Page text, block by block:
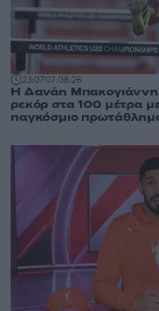
23:0707.08.26
Η Δανάη Μπακογιάννη
ρεκόρ στα 100 μέτρα
παγκόσμιο